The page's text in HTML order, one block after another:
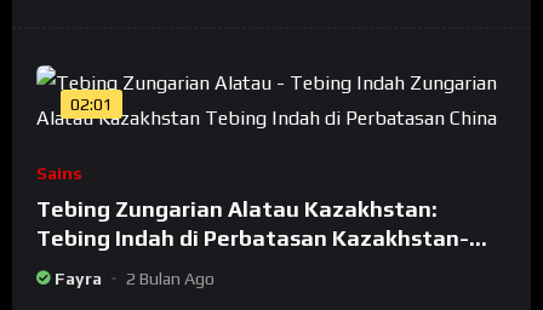
02:01
Sains
Tebing Zungarian Alatau Kazakhstan:
Tebing Indah di Perbatasan Kazakhstan-
China
Fayra 2 Bulan Ago